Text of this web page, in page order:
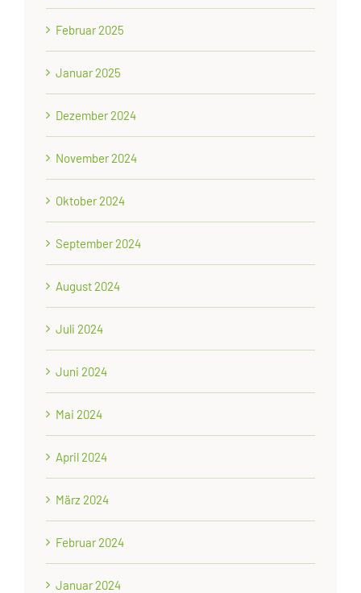
Februar 2025
Januar 2025
Dezember 2024
November 2024
Oktober 2024
September 2024
August 2024
Juli 2024
Juni 2024
Mai 2024
April 2024
März 2024
Februar 2024
Januar 2024